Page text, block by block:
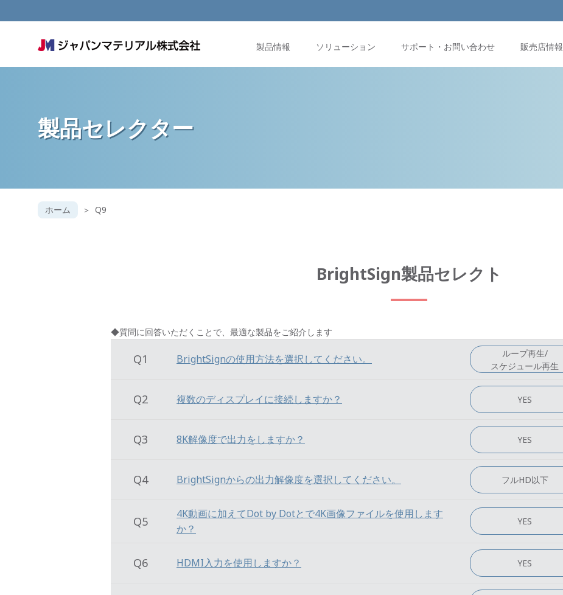
製品情報 ソリューション サポート・お問い合わせ 販売店情報
製品セレクター
ホーム Q9
BrightSign製品セレクト
◆質問に回答いただくことで、最適な製品をご紹介します
Q1 BrightSignの使用方法を選択してください。
ループ再生/
スケジュール再生
Q2 複数のディスプレイに接続しますか？ YES
Q3 8K解像度で出力をしますか？ YES
Q4 BrightSignからの出力解像度を選択してください。 フルHD以下
Q5
4K動画に加えてDot by Dotとで4K画像ファイルを使用します
か？
YES
Q6 HDMI入力を使用しますか？ YES